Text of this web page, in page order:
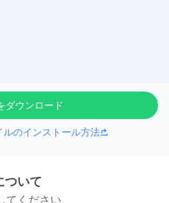
ダウンロード
ルのインストール方法
ついて
てください